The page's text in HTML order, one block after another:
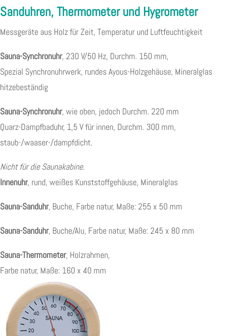
Sanduhren, Thermometer und Hygrometer
Messgeräte aus Holz für Zeit, Temperatur und Luftfeuchtigkeit
Sauna-Synchronuhr, 230 V/50 Hz, Durchm. 150 mm,
Spezial Synchronuhrwerk, rundes Ayous-Holzgehäuse, Mineralglas
hitzebeständig
Sauna-Synchronuhr, wie oben, jedoch Durchm. 220 mm
Quarz-Dampfbaduhr, 1,5 V für innen, Durchm. 300 mm,
staub-/waaser-/dampfdicht.
Nicht für die Saunakabine.
Innenuhr, rund, weißes Kunststoffgehäuse, Mineralglas
Sauna-Sanduhr, Buche, Farbe natur, Maße: 255 x 50 mm
Sauna-Sanduhr, Buche/Alu, Farbe natur, Maße: 245 x 80 mm
Sauna-Thermometer, Holzrahmen,
Farbe natur, Maße: 160 x 40 mm